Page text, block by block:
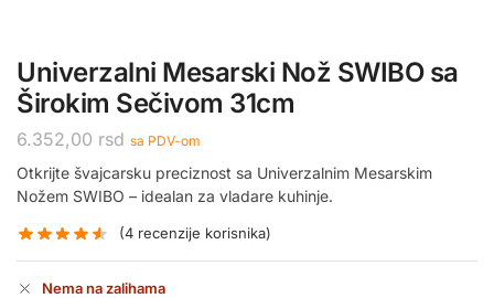
Univerzalni Mesarski Nož SWIBO sa
Širokim Sečivom 31cm
6.352,00 rsd sa PDV-om
Otkrijte švajcarsku preciznost sa Univerzalnim Mesarskim
Nožem SWIBO – idealan za vladare kuhinje.
(4 recenzije korisnika)
Nema na zalihama